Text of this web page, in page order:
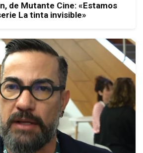
de Mutante Cine: «Estamos
La tinta invisible»